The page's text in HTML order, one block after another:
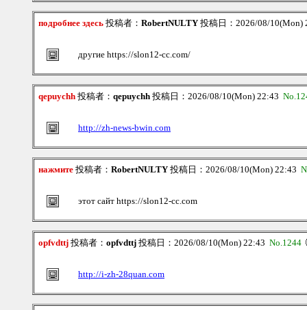
подробнее здесь 投稿者： RobertNULTY 投稿日：2026/08/
другие https://slon12-cc.com/
qepuychh 投稿者： qepuychh 投稿日：2026/08/10(Mon) 22:43
http://zh-news-bwin.com
нажмите 投稿者： RobertNULTY 投稿日：2026/08/10(Mon) 22:43
этот сайт https://slon12-cc.com
opfvdttj 投稿者： opfvdttj 投稿日：2026/08/10(Mon) 22:43 No.1244
http://i-zh-28quan.com